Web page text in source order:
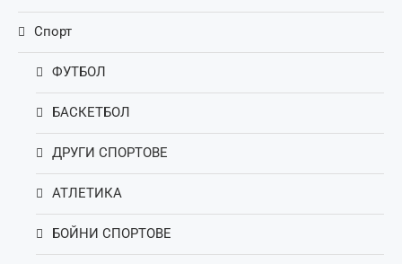
Спорт
ФУТБОЛ
БАСКЕТБОЛ
ДРУГИ СПОРТОВЕ
АТЛЕТИКА
БОЙНИ СПОРТОВЕ